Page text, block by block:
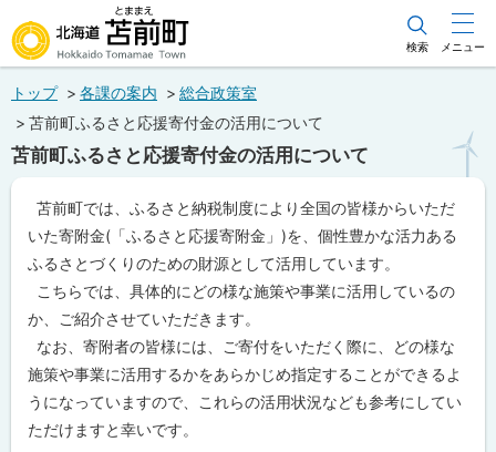
文
メ
ュ
北海道苫前町
Hokkaido Tomamae Town
検索 メニュー
トップ 各課の案内
総合政策室
苫前町ふるさと応援寄付金の活用について
苫前町ふるさと応援寄付金の活用について
苫前町では、ふるさと納税制度により全国の皆様からいただ
いた寄附金(「ふるさと応援寄附金」)を、個性豊かな活力ある
ふるさとづくりのための財源として活用しています。
こちらでは、具体的にどの様な施策や事業に活用しているの
か、ご紹介させていただきます。
なお、寄附者の皆様には、ご寄付をいただく際に、どの様な
施策や事業に活用するかをあらかじめ指定することができるよ
うになっていますので、これらの活用状況なども参考にしてい
ただけますと幸いです。